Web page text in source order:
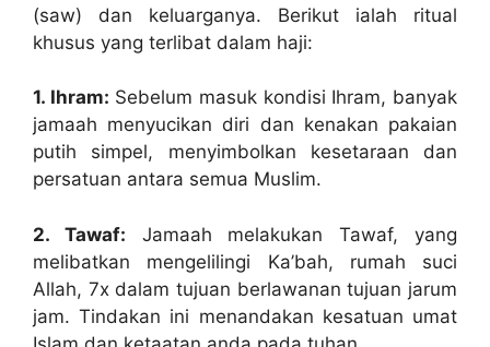
(saw) dan keluarganya. Berikut ialah ritual
khusus yang terlibat dalam haji:
1. Ihram: Sebelum masuk kondisi Ihram, banyak
jamaah menyucikan diri dan kenakan pakaian
putih simpel, menyimbolkan kesetaraan dan
persatuan antara semua Muslim.
2. Tawaf: Jamaah melakukan Tawaf, yang
melibatkan mengelilingi Ka’bah, rumah suci
Allah, 7x dalam tujuan berlawanan tujuan jarum
jam. Tindakan ini menandakan kesatuan umat